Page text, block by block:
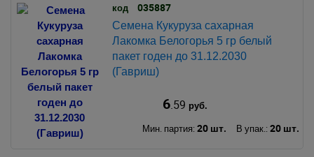
код 035887
Семена Кукуруза сахарная
Лакомка Белогорья 5 гр белый
пакет годен до 31.12.2030
(Гавриш)
6.59 руб.
Мин. партия: 20 шт. В упак.: 20 шт.